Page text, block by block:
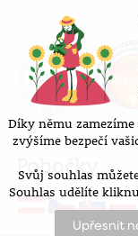
Pobočky
Díky němu
zvýšíme bezpečí
Svůj souhlas
Souhlas udělíte
Upřesnit